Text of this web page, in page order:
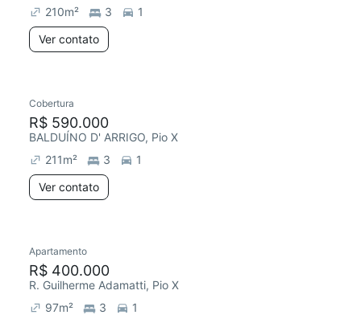
210m² 3
1
Ver contato
Chegou este mês
Cobertura
R$ 590.000
BALDUÍNO D' ARRIGO, Pio X
211m² 3
1
Ver contato
Chegou este mês
Apartamento
R$ 400.000
R. Guilherme Adamatti, Pio X
97m² 3
1